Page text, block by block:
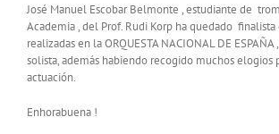
José Manuel Escobar Belmonte , estudiante de
Academia , del Prof. Rudi Korp ha quedado finalista
realizadas en la ORQUESTA NACIONAL DE
solista, además habiendo recogido muchos elogios
actuación.
Enhorabuena !